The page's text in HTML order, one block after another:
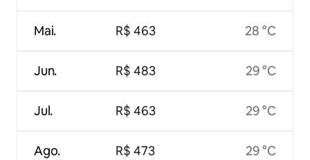
Mai.
Jun.
Jul.
Ago.
R$ 463
R$ 483
R$ 463
R$ 473
28 °C
29 °C
29 °C
29 °C